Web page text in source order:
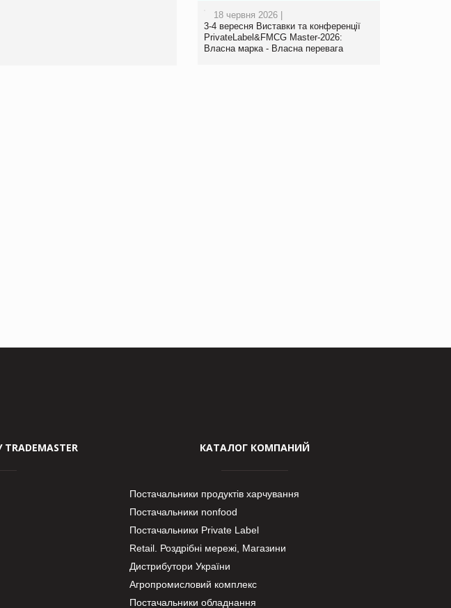
правила. Особливості.
Рекомендації
18 червня 2026 |
3-4 вересня Виставки та конференції
PrivateLabel&FMCG Master-2026:
Власна марка - Власна перевага
КАТАЛОГ КОМПАНИЙ
Постачальники продуктів харчування
Постачальники nonfood
Постачальники Private Label
Retail. Роздрібні мережі, Магазини
Дистрибутори України
Агропромисловий комплекс
Постачальники обладнання